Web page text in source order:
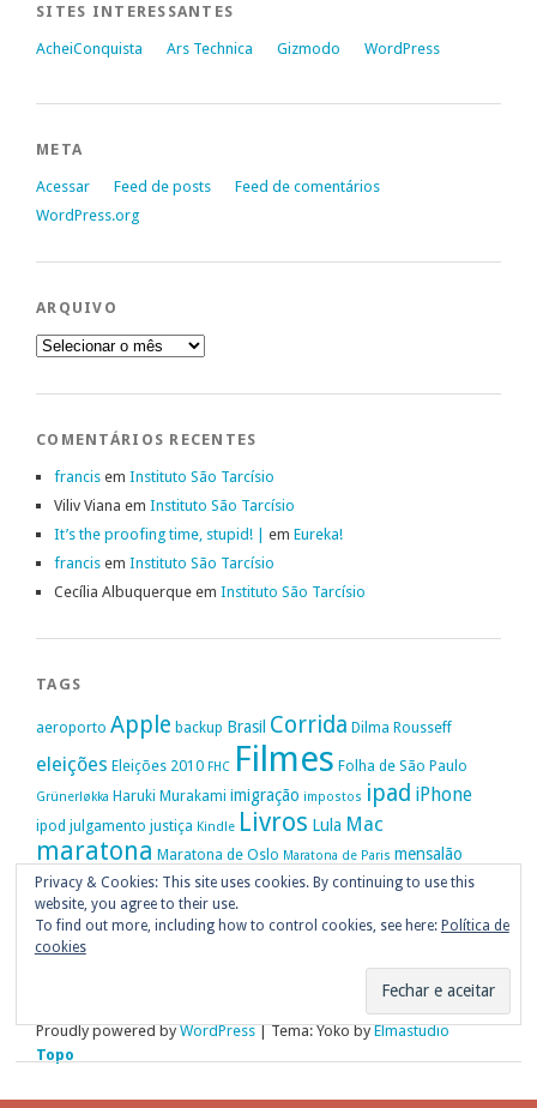
SITES INTERESSANTES
AcheiConquista Ars Technica Gizmodo WordPress
META
Acessar Feed de posts
Feed de comentários
WordPress.org
ARQUIVO
Arquivo
COMENTÁRIOS RECENTES
francis em Instituto São Tarcísio
Viliv Viana em Instituto São Tarcísio
It’s the proofing time, stupid! | em Eureka!
francis em Instituto São Tarcísio
Cecília Albuquerque em Instituto São Tarcísio
TAGS
aeroporto Apple backup Brasil Corrida Dilma Rousseff
eleições Eleições 2010 FHC Filmes Folha de São Paulo
Grünerløkka Haruki Murakami imigração impostos ipad iPhone
ipod julgamento justiça Kindle Livros Lula Mac
maratona Maratona de Oslo Maratona de Paris mensalão
movimento passe livre música nike Noruega OAB OiOsloPolítica
Portugal Privacidade protestos PT
Vitória da Conquista
Proudly powered byWordPress|Tema: Yoko byElmastudio
Topo
Privacy & Cookies: This site uses cookies. By continuing to use this
website, you agree to their use.
To find out more, including how to control cookies, see here: Política de
cookies